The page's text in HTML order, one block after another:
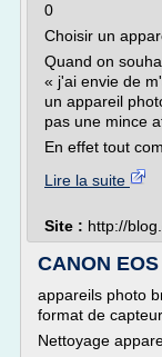
0
Choisir un
Quand on
« j'ai envie de
un appareil
pas une mince
En effet tout
Lire la suite
Site : http://
CANON
appareils photo
format de capteur.
Nettoyage